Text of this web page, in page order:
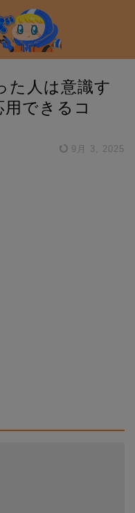
た人は意識す
できるコ
9月 3, 2025